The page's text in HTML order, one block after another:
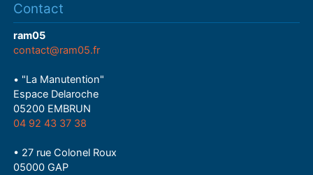
Contact
ram05
contact@ram05.fr
• "La Manutention"
Espace Delaroche
05200 EMBRUN
04 92 43 37 38
• 27 rue Colonel Roux
05000 GAP